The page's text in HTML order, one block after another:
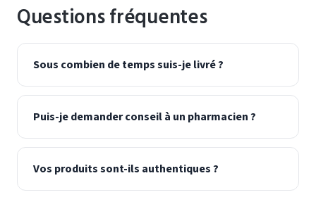
Questions fréquentes
Sous combien de temps suis-je livré ?
Puis-je demander conseil à un pharmacien ?
Vos produits sont-ils authentiques ?